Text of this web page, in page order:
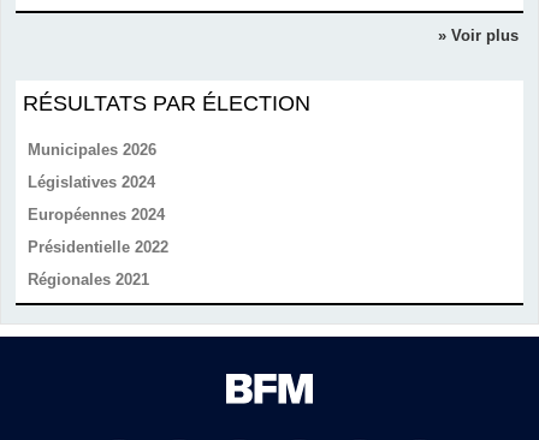
» Voir plus
RÉSULTATS PAR ÉLECTION
Municipales 2026
Législatives 2024
Européennes 2024
Présidentielle 2022
Régionales 2021